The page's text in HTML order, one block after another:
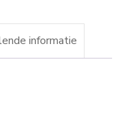
informatie